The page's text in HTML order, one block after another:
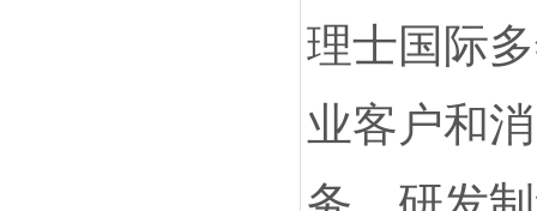
理士国际
业客户和